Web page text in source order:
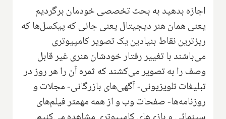
اجازه بدهید به بحث تخصصی خودمان برگردیم
یعنی همان هنر دیجیتال یعنی جائی که پیکسل‌ها که
ریز‌ترین نقاط بنیادین یک تصویر کامپیوتری
می‌باشند با تغییر رفتار خودشان هنری غیر قابل
وصف را به تصویر می‌کشند که ثمره آن را هر روز در
تبلیغات تلویزیونی- آگهی‌های بازرگانی- مجلات و
روزنامه‌ها- صفحات وب و از همه مهمتر فیلم‌های